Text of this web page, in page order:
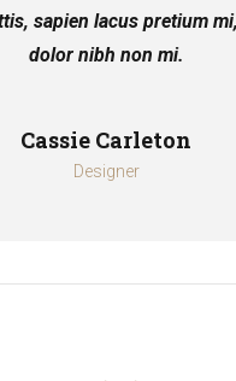
sapien lacus pretium
dolor nibh non mi.
Cassie Carleton
Designer